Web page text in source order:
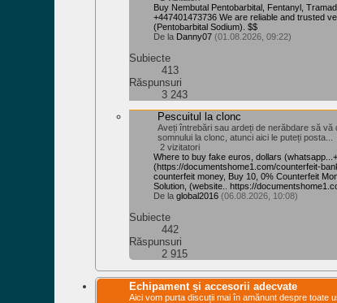
Buy Nembutal Pentobarbital, Fentanyl,
+447401473736 We are reliable and trusted
(Pentobarbital Sodium). $$
De la Danny07 (01.08.2026, 09:22)
Subiecte
413
Răspunsuri
3 243
Pescuitul la clonc
Aveți întrebări sau ardeți de nerăbdare să
somnului la clonc, atunci aici le puteți posta...
2 vizitatori
Where to buy fake euros, dollars
‪(https://documentshome1.com/counterfeit-
counterfeit money, Buy 10, 0% Counterfeit
Solution, (website.. https://
De laglobal2016 (06.08.2026, 10:08)
Subiecte
442
Răspunsuri
2 915
Echipament și accesorii adecvate
Aici vom purta discuții mai în amănunt despre toate